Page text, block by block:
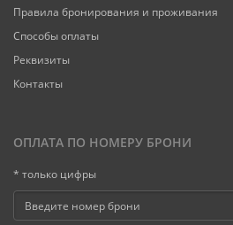
Правила бронирования и проживания
Способы оплаты
Реквизиты
Контакты
ОПЛАТА ПО НОМЕРУ БРОНИ
* только цифры